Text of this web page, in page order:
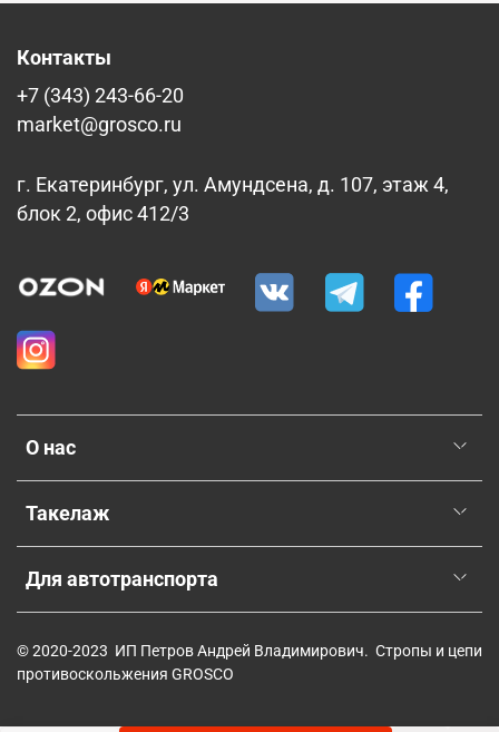
О нас
Такелаж
Для автотранспорта
Контакты
+7 (343) 243-66-20
market@grosco.ru
г. Екатеринбург, ул. Амундсена, д. 107, этаж 4,
блок 2, офис 412/3
© 2020-2023 ИП Петров Андрей Владимирович. Стропы и цепи
противоскольжения GROSCO